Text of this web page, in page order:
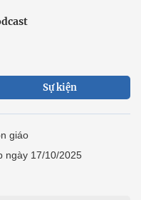
Sự kiện
giáo
ngày 17/10/2025